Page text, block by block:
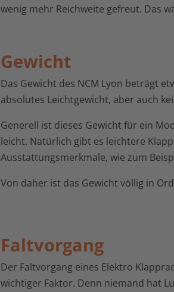
wenig mehr Reichweite gefreut. Das
Gewicht
Das Gewicht des NCM Lyon beträgt
absolutes Leichtgewicht, aber auch
Generell ist dieses Gewicht für ein
leicht. Natürlich gibt es leichtere
Ausstattungsmerkmale, wie zum
Von daher ist das Gewicht völlig in
Faltvorgang
Der Faltvorgang eines Elektro
wichtiger Faktor. Denn niemand hat